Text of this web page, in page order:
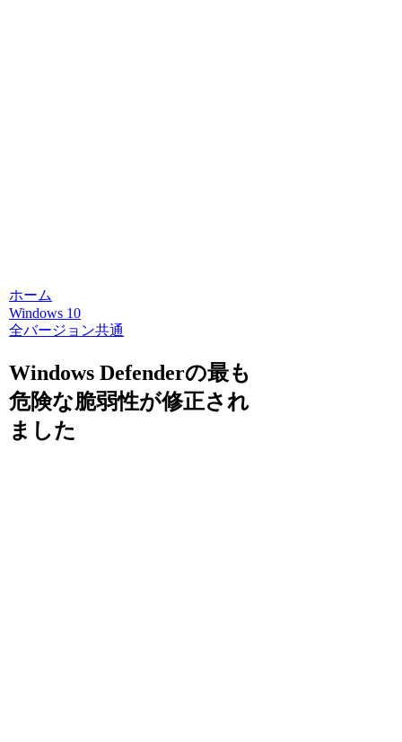
ホーム
Windows 10
全バージョン共通
Windows Defenderの最も
危険な脆弱性が修正され
ました